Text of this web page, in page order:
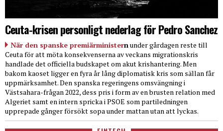
Ceuta-krisen personligt nederlag för Pedro Sanchez
När den spanske premiärministernunder gårdagen reste till
Ceuta för att möta konsekvenserna av veckans migrationskris
handlade det officiella budskapet om akut krishantering. Men
bakom kaoset ligger en fyra år lång diplomatisk kris som sällan får
uppmärksamhet. Den spanska regeringens omsvängning i
Västsahara-frågan 2022, dess pris i form av en brusten relation med
Algeriet samt en intern spricka i PSOE som partiledningen
upprepade gånger försökt sopa under mattan utan att lyckas.